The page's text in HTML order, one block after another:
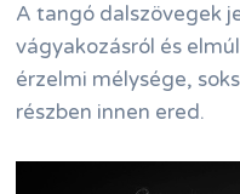
A tangó dalszövegek
vágyakozásról és
érzelmi mélysége,
részben innen ered.